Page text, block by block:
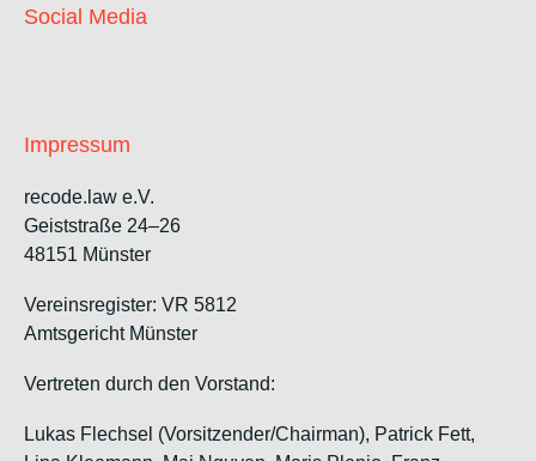
Social Media
Impressum
recode.law e.V.
Geiststraße 24–26
48151 Münster
Vereinsregister: VR 5812
Amtsgericht Münster
Vertreten durch den Vorstand:
Lukas Flechsel (Vorsitzender/Chairman), Patrick Fett,